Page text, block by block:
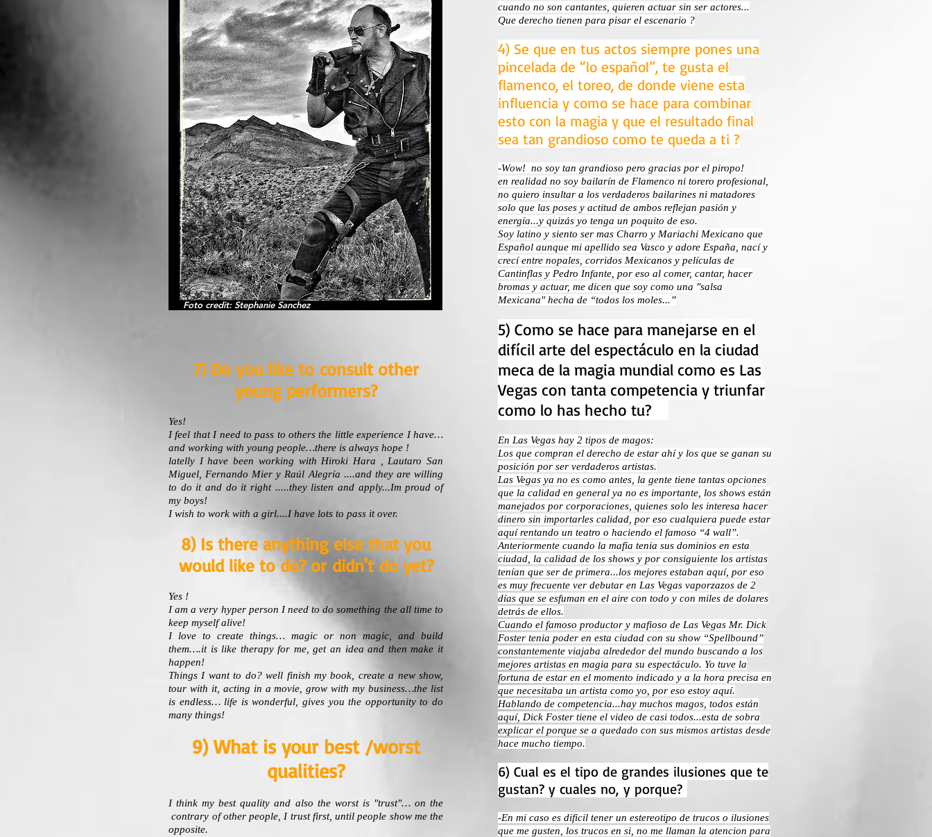
Foto credit: Stephanie Sanchez
7) Do you like to consult other
young performers?
Yes!
I feel that I need to pass to others the little experience I have…
and working with young people…there is always hope !
latelly I have been working with Hiroki Hara , Lautaro San
Miguel, Fernando Mier y Raúl Alegría ....and they are willing
to do it and do it right .....they listen and apply...Im proud of
my boys!
I wish to work with a girl....I have lots to pass it over.
8) Is there anything else that you
would like to do? or didn't do yet?
Yes !
I am a very hyper person I need to do something the all time to
keep myself alive!
I love to create things… magic or non magic, and build
them….it is like therapy for me, get an idea and then make it
happen!
Things I want to do? well finish my book, create a new show,
tour with it, acting in a movie, grow with my business…the list
is endless… life is wonderful, gives you the opportunity to do
many things!
9) What is your best /worst
qualities?
I think my best quality and also the worst is "trust"… on the
contrary of other people, I trust first, until people show me the
opposite.
cuando no son cantantes, quieren actuar sin ser actores...
Que derecho tienen para pisar el escenario ?
4) Se que en tus actos siempre pones una
pincelada de “lo español”, te gusta el
flamenco, el toreo, de donde viene esta
influencia y como se hace para combinar
esto con la magia y que el resultado final
sea tan grandioso como te queda a ti ?
-Wow! no soy tan grandioso pero gracias por el piropo!
en realidad no soy bailarín de Flamenco ni torero profesional,
no quiero insultar a los verdaderos bailarines ni matadores
solo que las poses y actitud de ambos reflejan pasión y
energía...y quizás yo tenga un poquito de eso.
Soy latino y siento ser mas Charro y Mariachi Mexicano que
Español aunque mi apellido sea Vasco y adore España, nací y
crecí entre nopales, corridos Mexicanos y películas de
Cantinflas y Pedro Infante, por eso al comer, cantar, hacer
bromas y actuar, me dicen que soy como una "salsa
Mexicana" hecha de “todos los moles...”
5) Como se hace para manejarse en el
difícil arte del espectáculo en la ciudad
meca de la magia mundial como es Las
Vegas con tanta competencia y triunfar
como lo has hecho tu?
En Las Vegas hay 2 tipos de magos:
Los que compran el derecho de estar ahí y los que se ganan su
posición por ser verdaderos artistas.
Las Vegas ya no es como antes, la gente tiene tantas opciones
que la calidad en general ya no es importante, los shows están
manejados por corporaciones, quienes solo les interesa hacer
dinero sin importarles calidad, por eso cualquiera puede estar
aquí rentando un teatro o haciendo el famoso “4 wall”.
Anteriormente cuando la mafia tenia sus dominios en esta
ciudad, la calidad de los shows y por consiguiente los artistas
tenían que ser de primera...los mejores estaban aquí, por eso
es muy frecuente ver debutar en Las Vegas vaporzazos de 2
días que se esfuman en el aire con todo y con miles de dolares
detrás de ellos.
Cuando el famoso productor y mafioso de Las Vegas Mr. Dick
Foster tenia poder en esta ciudad con su show “Spellbound”
constantemente viajaba alrededor del mundo buscando a los
mejores artistas en magia para su espectáculo. Yo tuve la
fortuna de estar en el momento indicado y a la hora precisa en
que necesitaba un artista como yo, por eso estoy aquí.
Hablando de competencia...hay muchos magos, todos están
aquí, Dick Foster tiene el video de casi todos...esta de sobra
explicar el porque se a quedado con sus mismos artistas desde
hace mucho tiempo.
6) Cual es el tipo de grandes ilusiones que te
gustan? y cuales no, y porque?
-En mi caso es dificil tener un estereotipo de trucos o ilusiones
que me gusten, los trucos en si, no me llaman la atencion para